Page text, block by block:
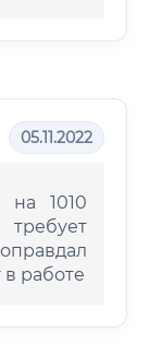
05.11.2022
на 1010
работе